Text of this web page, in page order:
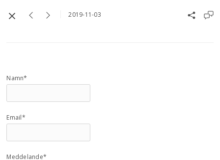
2019-11-03
Namn*
Email*
Meddelande*